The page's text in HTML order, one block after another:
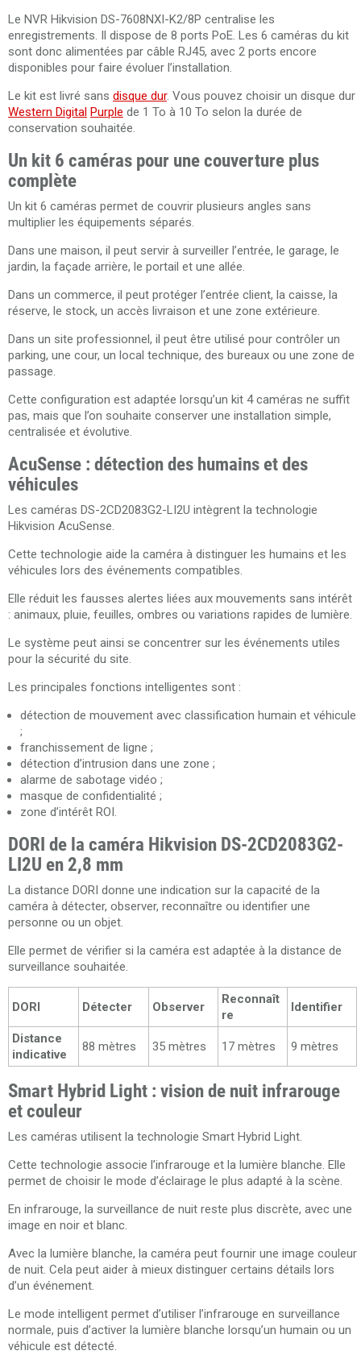
Le NVR Hikvision DS-7608NXI-K2/8P centralise les
enregistrements. Il dispose de 8 ports PoE. Les 6 caméras du kit
sont donc alimentées par câble RJ45, avec 2 ports encore
disponibles pour faire évoluer l’installation.
Le kit est livré sans disque dur. Vous pouvez choisir un disque dur
Western Digital Purple de 1 To à 10 To selon la durée de
conservation souhaitée.
Un kit 6 caméras pour une couverture plus
complète
Un kit 6 caméras permet de couvrir plusieurs angles sans
multiplier les équipements séparés.
Dans une maison, il peut servir à surveiller l’entrée, le garage, le
jardin, la façade arrière, le portail et une allée.
Dans un commerce, il peut protéger l’entrée client, la caisse, la
réserve, le stock, un accès livraison et une zone extérieure.
Dans un site professionnel, il peut être utilisé pour contrôler un
parking, une cour, un local technique, des bureaux ou une zone de
passage.
Cette configuration est adaptée lorsqu’un kit 4 caméras ne suffit
pas, mais que l’on souhaite conserver une installation simple,
centralisée et évolutive.
AcuSense : détection des humains et des
véhicules
Les caméras DS-2CD2083G2-LI2U intègrent la technologie
Hikvision AcuSense.
Cette technologie aide la caméra à distinguer les humains et les
véhicules lors des événements compatibles.
Elle réduit les fausses alertes liées aux mouvements sans intérêt
: animaux, pluie, feuilles, ombres ou variations rapides de lumière.
Le système peut ainsi se concentrer sur les événements utiles
pour la sécurité du site.
Les principales fonctions intelligentes sont :
détection de mouvement avec classification humain et véhicule
;
franchissement de ligne ;
détection d’intrusion dans une zone ;
alarme de sabotage vidéo ;
masque de confidentialité ;
zone d’intérêt ROI.
DORI de la caméra Hikvision DS-2CD2083G2-
LI2U en 2,8 mm
La distance DORI donne une indication sur la capacité de la
caméra à détecter, observer, reconnaître ou identifier une
personne ou un objet.
Elle permet de vérifier si la caméra est adaptée à la distance de
surveillance souhaitée.
DORI Détecter Observer
Reconnaît
re
Identifier
Distance
indicative
88 mètres 35 mètres 17 mètres 9 mètres
Smart Hybrid Light : vision de nuit infrarouge
et couleur
Les caméras utilisent la technologie Smart Hybrid Light.
Cette technologie associe l’infrarouge et la lumière blanche. Elle
permet de choisir le mode d’éclairage le plus adapté à la scène.
En infrarouge, la surveillance de nuit reste plus discrète, avec une
image en noir et blanc.
Avec la lumière blanche, la caméra peut fournir une image couleur
de nuit. Cela peut aider à mieux distinguer certains détails lors
d’un événement.
Le mode intelligent permet d’utiliser l’infrarouge en surveillance
normale, puis d’activer la lumière blanche lorsqu’un humain ou un
véhicule est détecté.